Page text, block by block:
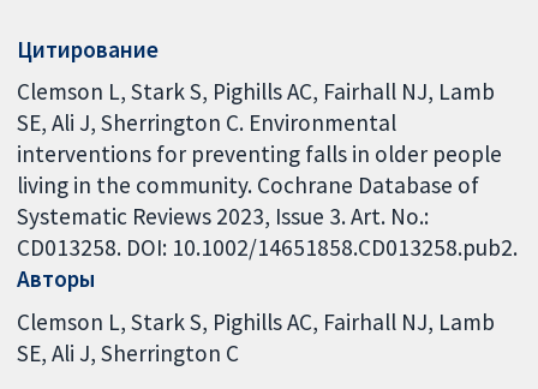
Цитирование
Clemson L, Stark S, Pighills AC, Fairhall NJ, Lamb
SE, Ali J, Sherrington C. Environmental
interventions for preventing falls in older people
living in the community. Cochrane Database of
Systematic Reviews 2023, Issue 3. Art. No.:
CD013258. DOI: 10.1002/14651858.CD013258.pub2.
Авторы
Clemson L Stark S Pighills AC Fairhall NJ Lamb
SE Ali J Sherrington C